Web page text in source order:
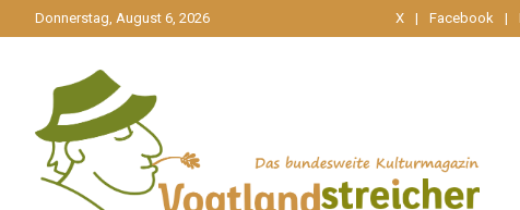
zum
Donnerstag, August 6, 2026 X Facebook